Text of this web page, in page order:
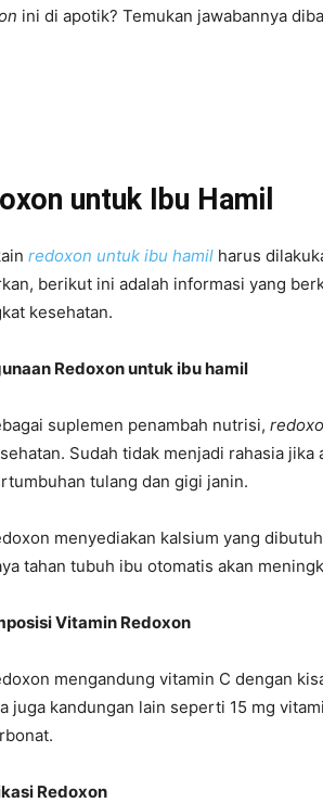
ini di apotik? Temukan jawabannya
untuk Ibu Hamil
redoxon untuk ibu hamil harus
berikut ini adalah informasi yang
kesehatan.
Redoxon untuk ibu hamil
suplemen penambah nutrisi,
Sudah tidak menjadi rahasia
tulang dan gigi janin.
menyediakan kalsium yang
tahan tubuh ibu otomatis akan
Vitamin Redoxon
mengandung vitamin C dengan
juga kandungan lain seperti 15 mg
Redoxon